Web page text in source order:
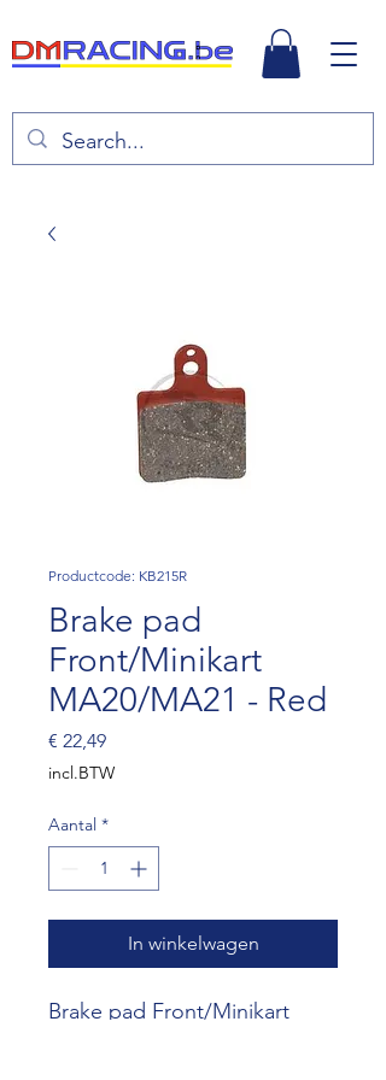
Productcode: KB215R
Brake pad
Front/Minikart
MA20/MA21 - Red
€ 22,49Prijs
incl.BTW
Aantal *
In winkelwagen
Brake pad Front/Minikart